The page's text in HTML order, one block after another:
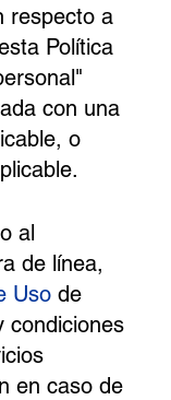
respecto a
Política
con una
o
al
de línea,
Uso de
condiciones
en caso de